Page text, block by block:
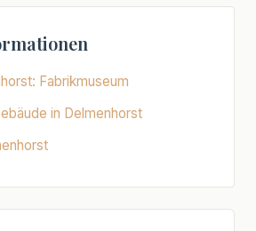
Fabrikmuseum
in Delmenhorst